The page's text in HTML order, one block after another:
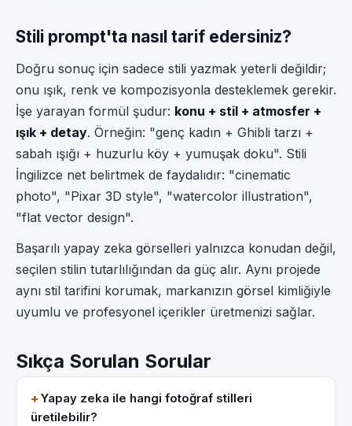
Stili prompt'ta nasıl tarif edersiniz?
Doğru sonuç için sadece stili yazmak yeterli değildir;
onu ışık, renk ve kompozisyonla desteklemek gerekir.
İşe yarayan formül şudur: konu + stil + atmosfer +
ışık + detay. Örneğin: "genç kadın + Ghibli tarzı +
sabah ışığı + huzurlu köy + yumuşak doku". Stili
İngilizce net belirtmek de faydalıdır: "cinematic
photo", "Pixar 3D style", "watercolor illustration",
"flat vector design".
Başarılı yapay zeka görselleri yalnızca konudan değil,
seçilen stilin tutarlılığından da güç alır. Aynı projede
aynı stil tarifini korumak, markanızın görsel kimliğiyle
uyumlu ve profesyonel içerikler üretmenizi sağlar.
Sıkça Sorulan Sorular
Yapay zeka ile hangi fotoğraf stilleri
üretilebilir?